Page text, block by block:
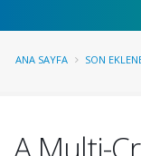
ANA SAYFA SON